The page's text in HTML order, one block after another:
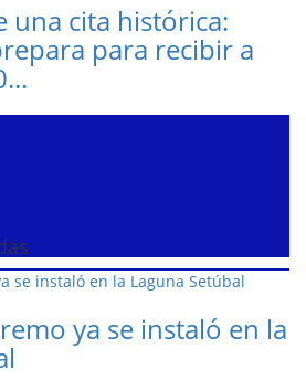
una cita histórica:
para recibir a
ya se instaló en la